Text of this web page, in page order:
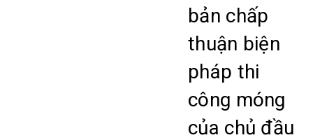
bản chấp
thuận biện
pháp thi
công móng
của chủ đầu